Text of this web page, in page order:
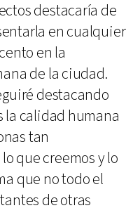
destacaría de
en cualquier
en la
de la ciudad.
destacando
la calidad humana
tan
que creemos y lo
que no todo el
de otras